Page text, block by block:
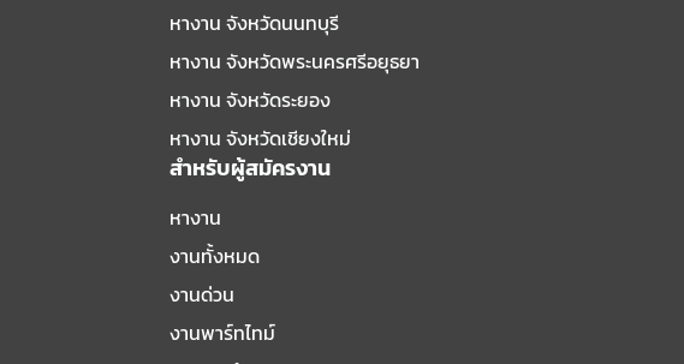
หางาน จังหวัดนนทบุรี
หางาน จังหวัดพระนครศรีอยุธยา
หางาน จังหวัดระยอง
หางาน จังหวัดเชียงใหม่
สำหรับผู้สมัครงาน
หางาน
งานทั้งหมด
งานด่วน
งานพาร์ทไทม์